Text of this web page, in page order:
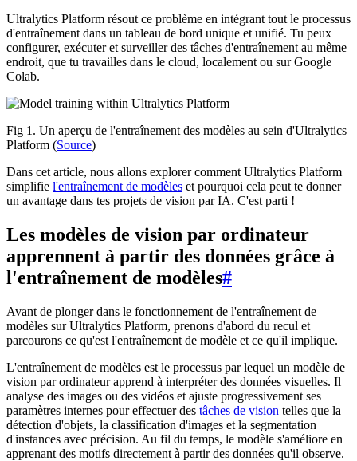
Ultralytics Platform résout ce problème en intégrant tout le processus
d'entraînement dans un tableau de bord unique et unifié. Tu peux
configurer, exécuter et surveiller des tâches d'entraînement au même
endroit, que tu travailles dans le cloud, localement ou sur Google
Colab.
Fig 1. Un aperçu de l'entraînement des modèles au sein d'Ultralytics
Platform (Source)
Dans cet article, nous allons explorer comment Ultralytics Platform
simplifie l'entraînement de modèles et pourquoi cela peut te donner
un avantage dans tes projets de vision par IA. C'est parti !
Les modèles de vision par ordinateur
apprennent à partir des données grâce à
l'entraînement de modèles#
Avant de plonger dans le fonctionnement de l'entraînement de
modèles sur Ultralytics Platform, prenons d'abord du recul et
parcourons ce qu'est l'entraînement de modèle et ce qu'il implique.
L'entraînement de modèles est le processus par lequel un modèle de
vision par ordinateur apprend à interpréter des données visuelles. Il
analyse des images ou des vidéos et ajuste progressivement ses
paramètres internes pour effectuer des tâches de vision telles que la
détection d'objets, la classification d'images et la segmentation
d'instances avec précision. Au fil du temps, le modèle s'améliore en
apprenant des motifs directement à partir des données qu'il observe.